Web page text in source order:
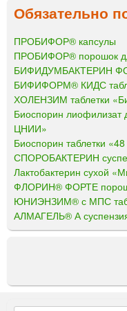
Обязательно
ПРОБИФОР® капсулы
ПРОБИФОР® порошок
БИФИДУМБАКТЕРИН
БИФИФОРМ® КИДС
ХОЛЕНЗИМ таблетки
Биоспорин лиофилизат
ЦНИИ»
Биоспорин таблетки
СПОРОБАКТЕРИН
Лактобактерин сухой
ФЛОРИН® ФОРТЕ
ЮНИЭНЗИМ® с МПС
АЛМАГЕЛЬ® А